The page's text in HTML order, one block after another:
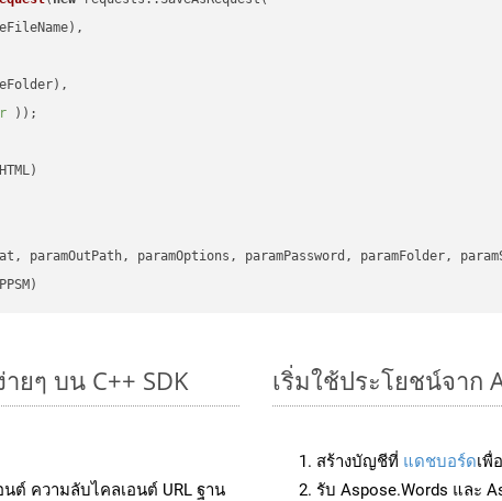
))
paramOutPath, paramOptions, paramPassword, paramFolder,
ยๆ บน C++ SDK
นต์ ความลับไคลเอนต์ URL ฐาน
เริ่มใช้ประโยชน์จาก
สร้างบัญชีที่ แดชบอร์ดเพื่
รับ Aspose.Words และ